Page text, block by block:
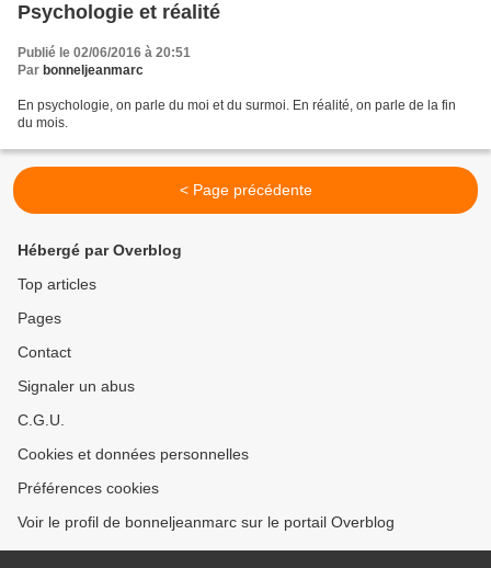
Psychologie et réalité
Publié le 02/06/2016 à 20:51
Par bonneljeanmarc
En psychologie, on parle du moi et du surmoi. En réalité, on parle de la fin
du mois.
< Page précédente
Hébergé par Overblog
Top articles
Pages
Contact
Signaler un abus
C.G.U.
Cookies et données personnelles
Préférences cookies
Voir le profil de bonneljeanmarc sur le portail Overblog